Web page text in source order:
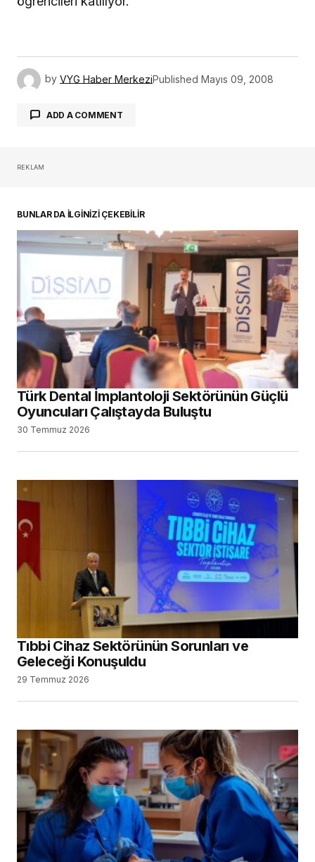
by VYG Haber MerkeziPublished Mayıs 09, 2008
ADD A COMMENT
REKLAM
BUNLAR DA İLGİNİZİ ÇEKEBİLİR
Türk Dental İmplantoloji Sektörünün Güçlü
Oyuncuları Çalıştayda Buluştu
30 Temmuz 2026
Tıbbi Cihaz Sektörünün Sorunları ve
Geleceği Konuşuldu
29 Temmuz 2026